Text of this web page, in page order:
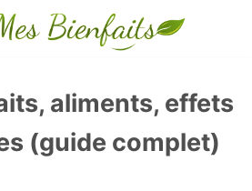
aliments, effets
(guide complet)